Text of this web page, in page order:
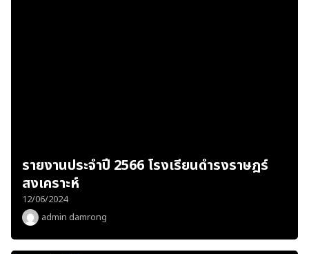
รายงานประจำปี 2566 โรงเรียนดำรงราษฎร์
สงเคราะห์
12/06/2024
admin damrong